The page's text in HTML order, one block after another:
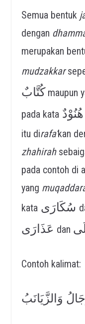
Semua bentuk
dengan
merupakan
mudzakkar
كُتَّابٌmaupun
pada kata
itu dirafa’kan
zhahirah
pada contoh di
yang
kata
dan
Contoh kalimat:
وَالزَّيَانَبُ